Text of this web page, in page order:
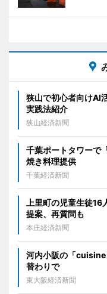
狭山で初心者向けAI
実践法紹介
狭山経済新聞
千葉ポートタワーで
焼き料理提供
千葉経済新聞
上里町の児童生徒
提案、再質問も
本庄経済新聞
河内小阪の「
替わりで
東大阪経済新聞